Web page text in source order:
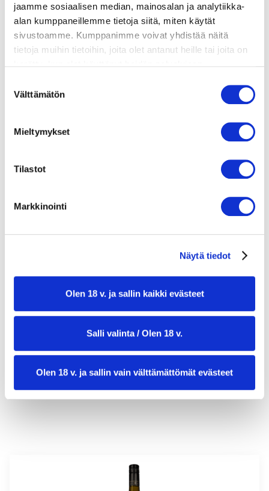
jaamme sosiaalisen median, mainosalan ja analytiikka-
alan kumppaneillemme tietoja siitä, miten käytät
sivustoamme. Kumppanimme voivat yhdistää näitä
tietoja muihin tietoihin, joita olet antanut heille tai joita on
tai vanhempi. Vahvista ikäsi käyttääksesi sivustoa.
valinta
Välttämätön
Mieltymykset
Tilastot
Markkinointi
Näytä tiedot
Olen 18 v. ja sallin kaikki evästeet
Salli valinta / Olen 18 v.
Olen 18 v. ja sallin vain välttämättömät evästeet
lisätietoja
2 keitettyä kananmunaa
annosmäärä:1